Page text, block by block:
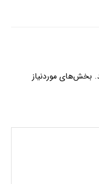
بخش‌های موردنیاز